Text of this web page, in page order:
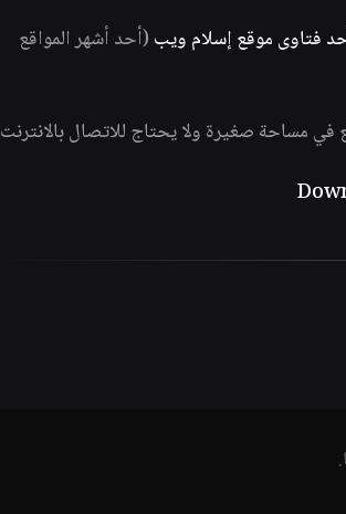
فتاوى موقع إسلام ويب (أحد أشهر المواقع
في مساحة صغيرة ولا يحتاج للاتصال بالانترنت